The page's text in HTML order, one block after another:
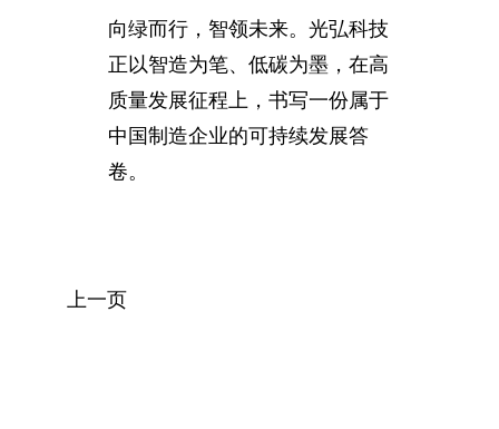
向绿而行，智领未来。光弘科技
正以智造为笔、低碳为墨，在高
质量发展征程上，书写一份属于
中国制造企业的可持续发展答
卷。
上一页